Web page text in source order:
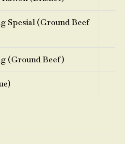
Spesial (Ground Beef
(Ground Beef)